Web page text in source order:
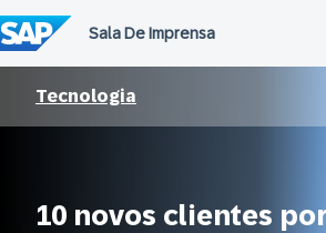
para
o
conteúdo
Tecnologia
10 novos clientes